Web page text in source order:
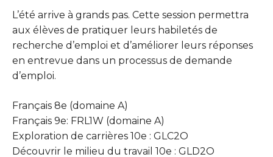
L’été arrive à grands pas. Cette session permettra
aux élèves de pratiquer leurs habiletés de
recherche d’emploi et d’améliorer leurs réponses
en entrevue dans un processus de demande
d’emploi.
Français 8e (domaine A)
Français 9e: FRL1W (domaine A)
Exploration de carrières 10e : GLC2O
Découvrir le milieu du travail 10e : GLD2O